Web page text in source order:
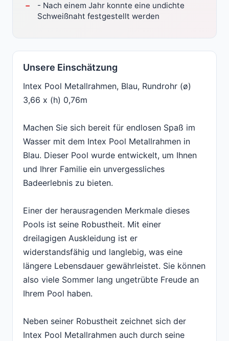
- Nach einem Jahr konnte eine undichte
Schweißnaht festgestellt werden
Unsere Einschätzung
Intex Pool Metallrahmen, Blau, Rundrohr (ø)
3,66 x (h) 0,76m
Machen Sie sich bereit für endlosen Spaß im
Wasser mit dem Intex Pool Metallrahmen in
Blau. Dieser Pool wurde entwickelt, um Ihnen
und Ihrer Familie ein unvergessliches
Badeerlebnis zu bieten.
Einer der herausragenden Merkmale dieses
Pools ist seine Robustheit. Mit einer
dreilagigen Auskleidung ist er
widerstandsfähig und langlebig, was eine
längere Lebensdauer gewährleistet. Sie können
also viele Sommer lang ungetrübte Freude an
Ihrem Pool haben.
Neben seiner Robustheit zeichnet sich der
Intex Pool Metallrahmen auch durch seine